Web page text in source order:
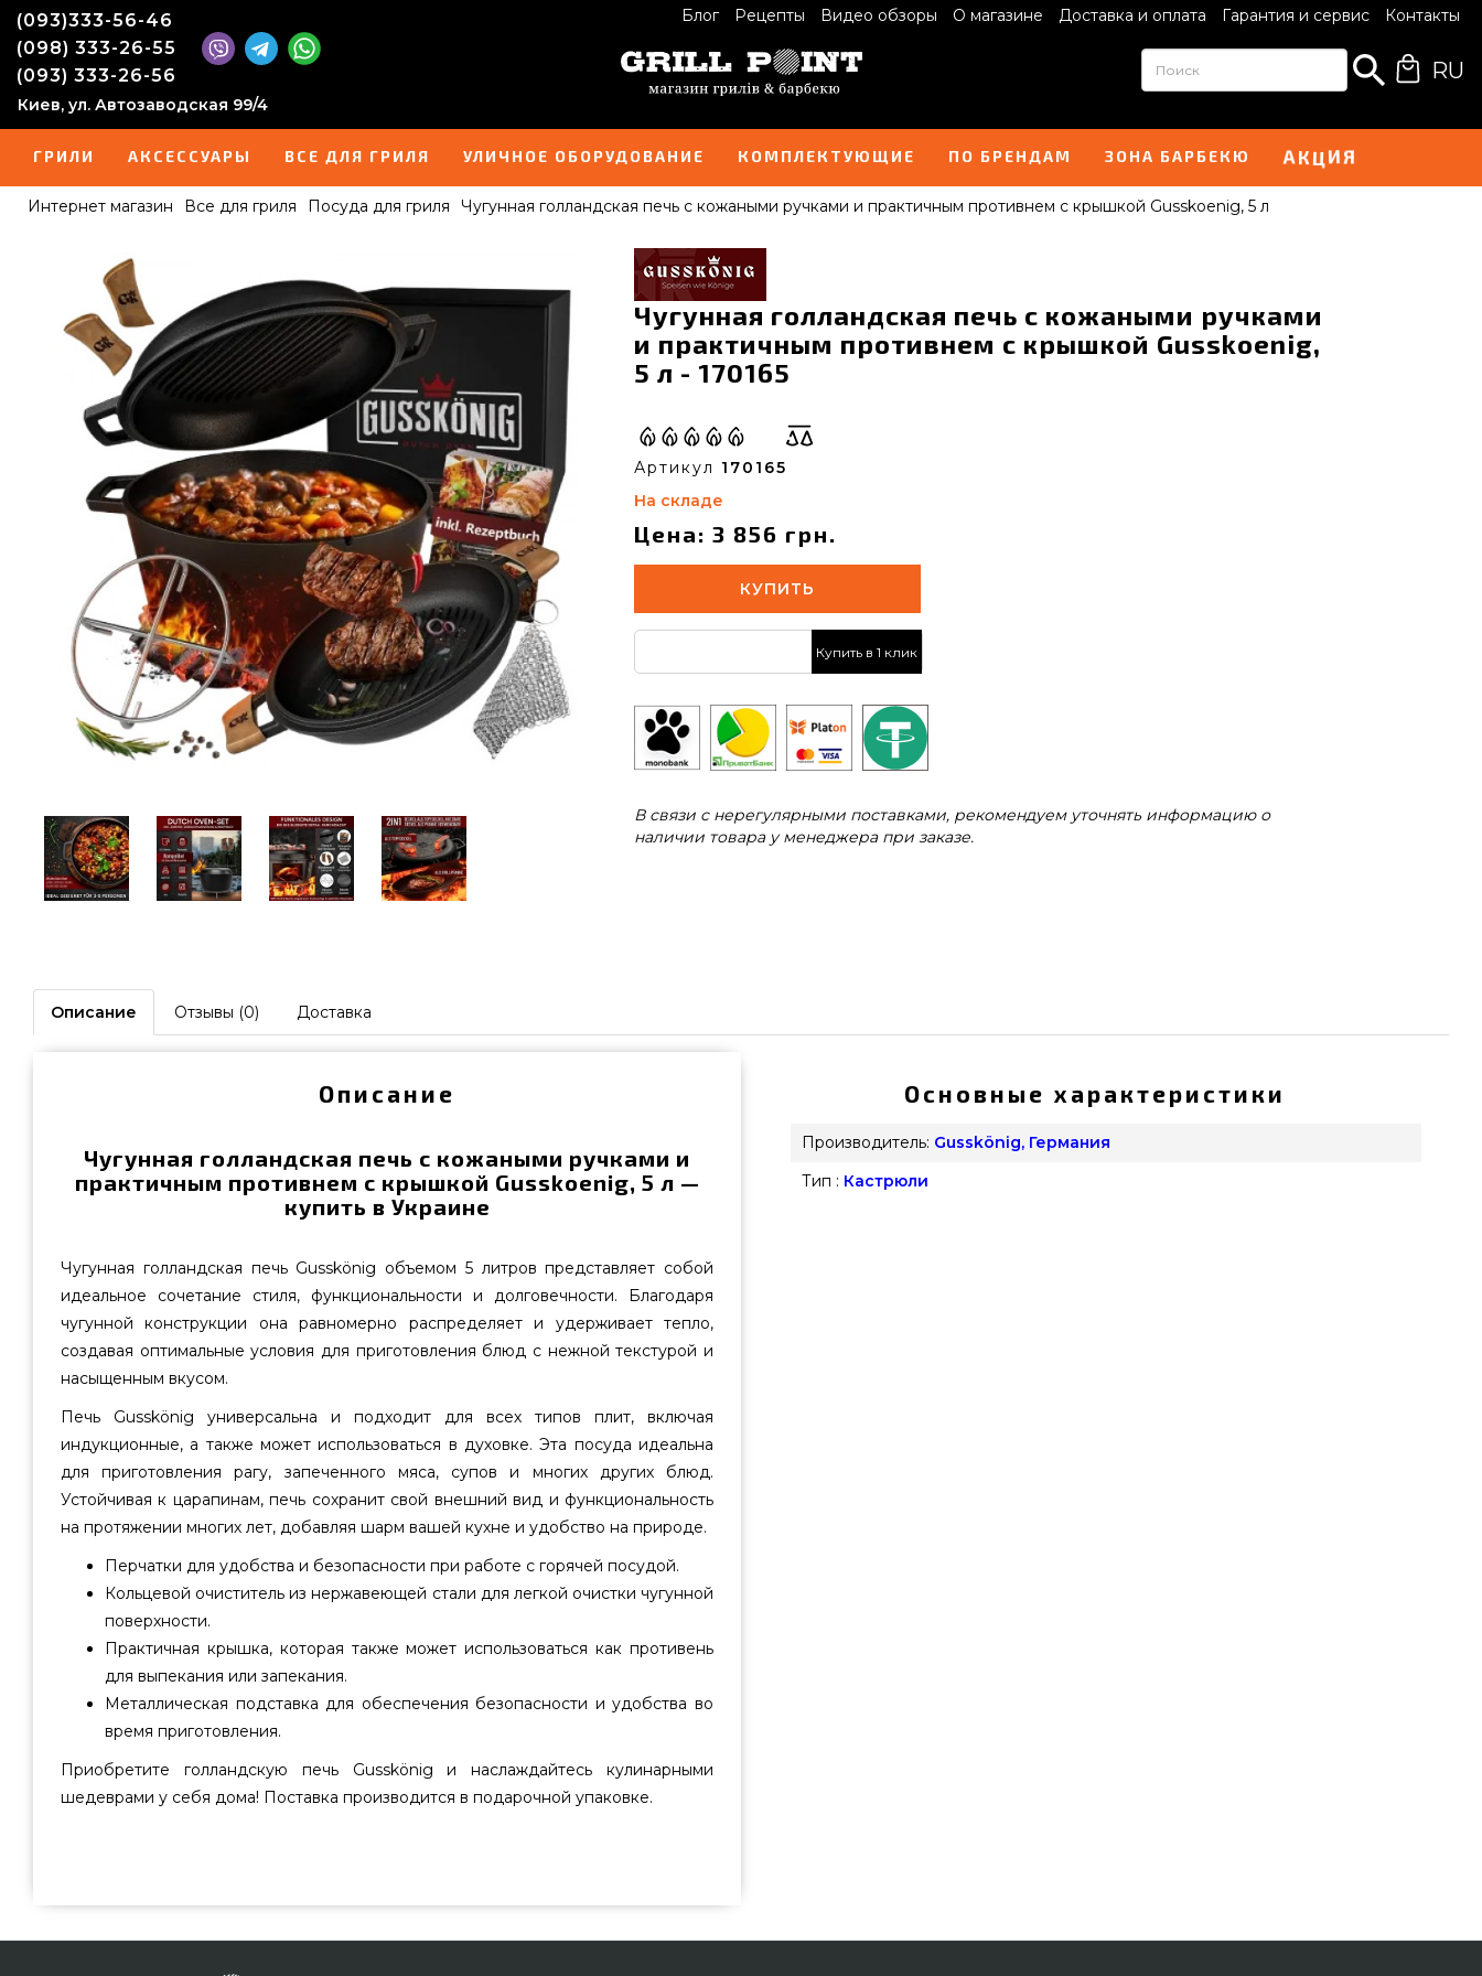
Блог Рецепты Видео обзоры О магазине Доставка и оплата Гарантия и сервис Контакты
(093)333-56-46
(098) 333-26-55
(093) 333-26-56
Киев, ул. Автозаводская 99/4
RU
ГРИЛИ АКСЕССУАРЫ ВСЕ ДЛЯ ГРИЛЯ УЛИЧНОЕ ОБОРУДОВАНИЕ КОМПЛЕКТУЮЩИЕ ПО БРЕНДАМ ЗОНА БАРБЕКЮ АКЦИЯ
Интернет магазин Все для гриля Посуда для гриля Чугунная голландская печь с кожаными ручками и практичным противнем с крышкой Gusskoenig, 5 л
Чугунная голландская печь с кожаными ручками
и практичным противнем с крышкой Gusskoenig,
5 л - 170165
Артикул 170165
На складе
Цена: 3 856 грн.
КУПИТЬ
Купить в 1 клик
В связи с нерегулярными поставками, рекомендуем уточнять информацию о
наличии товара у менеджера при заказе.
Описание Отзывы (0) Доставка
Описание
Чугунная голландская печь с кожаными ручками и
практичным противнем с крышкой Gusskoenig, 5 л —
купить в Украине
Чугунная голландская печь Gusskönig объемом 5 литров представляет собой
идеальное сочетание стиля, функциональности и долговечности. Благодаря
чугунной конструкции она равномерно распределяет и удерживает тепло,
создавая оптимальные условия для приготовления блюд с нежной текстурой и
насыщенным вкусом.
Печь Gusskönig универсальна и подходит для всех типов плит, включая
индукционные, а также может использоваться в духовке. Эта посуда идеальна
для приготовления рагу, запеченного мяса, супов и многих других блюд.
Устойчивая к царапинам, печь сохранит свой внешний вид и функциональность
на протяжении многих лет, добавляя шарм вашей кухне и удобство на природе.
Перчатки для удобства и безопасности при работе с горячей посудой.
Кольцевой очиститель из нержавеющей стали для легкой очистки чугунной
поверхности.
Практичная крышка, которая также может использоваться как противень
для выпекания или запекания.
Металлическая подставка для обеспечения безопасности и удобства во
время приготовления.
Приобретите голландскую печь Gusskönig и наслаждайтесь кулинарными
шедеврами у себя дома! Поставка производится в подарочной упаковке.
доступной цене всего 3 856 грн. в онлайн каталоге грилей и барбекью Гриль Поинт.
Посмотрите и закажите также Посуда для гриля в онлайн каталоге Гриль Поинт.
Основные характеристики
Производитель: Gusskönig, Германия
Тип : Кастрюли